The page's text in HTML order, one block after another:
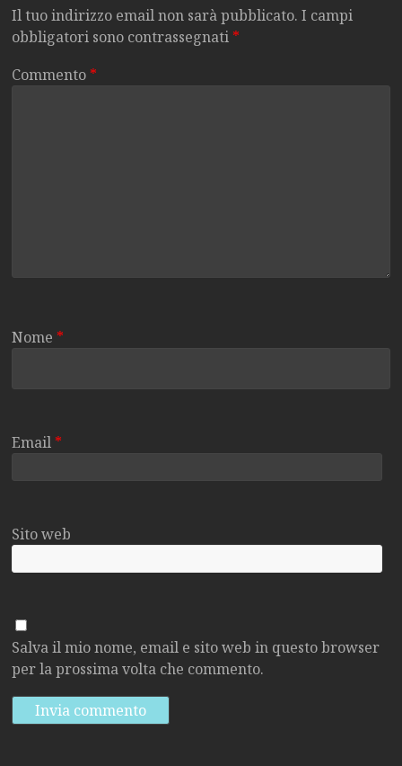
Il tuo indirizzo email non sarà pubblicato. I campi
obbligatori sono contrassegnati *
Commento *
Nome *
Email *
Sito web
Salva il mio nome, email e sito web in questo browser
per la prossima volta che commento.